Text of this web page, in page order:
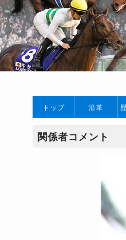
トップ 沿革
関係者コメント